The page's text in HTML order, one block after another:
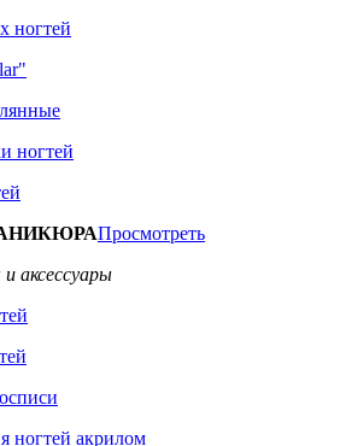
ногтей
ногтей
Просмотреть
аксессуары
ногтей акрилом